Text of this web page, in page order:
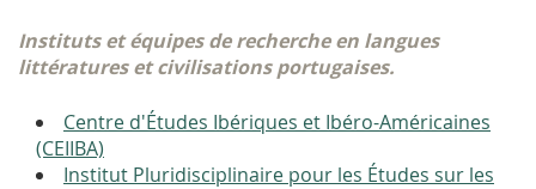
Instituts et équipes de recherche en langues
littératures et civilisations portugaises.
Centre d'Études Ibériques et Ibéro-Américaines
(CEIIBA)
Institut Pluridisciplinaire pour les Études sur les